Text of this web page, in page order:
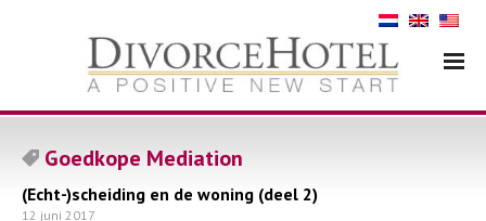
Goedkope Mediation
(Echt-)scheiding en de woning (deel 2)
12 juni 2017